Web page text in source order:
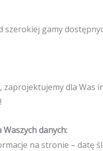
gamy
zaprojektujemy dla Was
danych:
na stronie – datę